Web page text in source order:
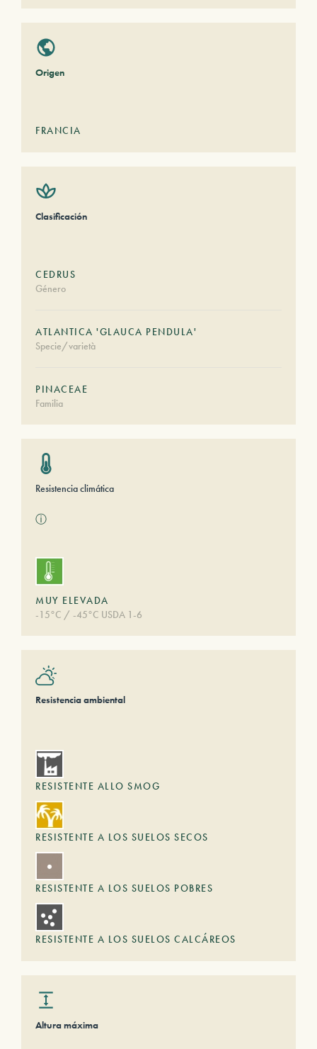
Origen
FRANCIA
Clasificación
CEDRUS
Género
ATLANTICA 'GLAUCA PENDULA'
Specie/varietà
PINACEAE
Familia
Resistencia climática
ⓘ
MUY ELEVADA
-15°C / -45°C USDA 1-6
Resistencia ambiental
RESISTENTE ALLO SMOG
RESISTENTE A LOS SUELOS SECOS
RESISTENTE A LOS SUELOS POBRES
RESISTENTE A LOS SUELOS CALCÁREOS
Altura máxima